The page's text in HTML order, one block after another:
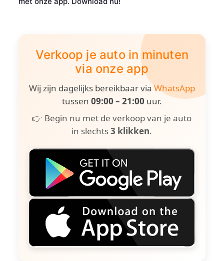
Verkoop je auto in minuten
via onze app
Wij zijn dagelijks bereikbaar viaWhatsApp
tussen 09:00 – 21:00 uur.
👉 Begin nu met de verkoop van je auto
in slechts3 klikken.